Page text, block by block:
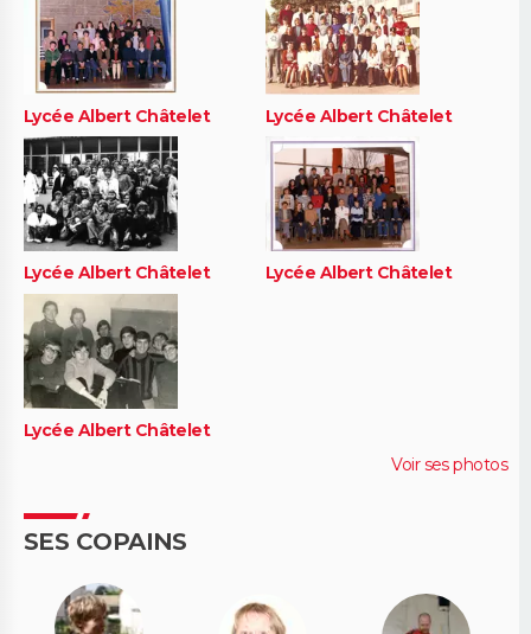
Lycée Albert Châtelet Lycée Albert Châtelet
Lycée Albert Châtelet Lycée Albert Châtelet
Lycée Albert Châtelet
Voir ses photos
SES COPAINS